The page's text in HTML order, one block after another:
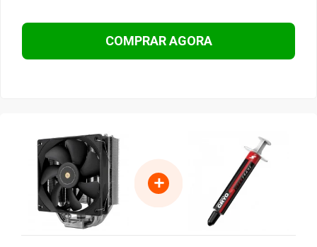
COMPRAR AGORA
+